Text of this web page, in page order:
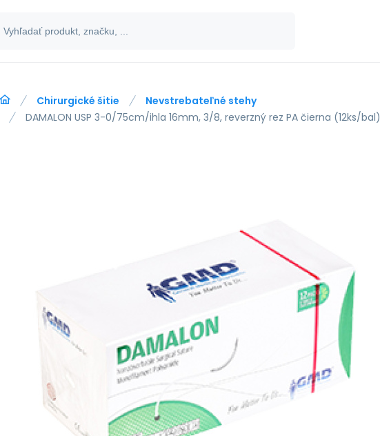
Chirurgické šitie
Nevstrebateľné stehy
DAMALON USP 3-0/75cm/ihla 16mm, 3/8, reverzný rez PA čierna (12ks/bal)